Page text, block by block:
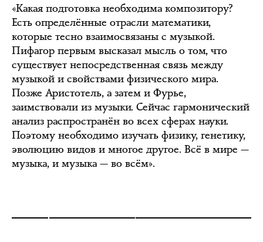
«Какая подготовка необходима композитору?
Есть определённые отрасли математики,
которые тесно взаимосвязаны с музыкой.
Пифагор первым высказал мысль о том, что
существует непосредственная связь между
музыкой и свойствами физического мира.
Позже Аристотель, а затем и Фурье,
заимствовали из музыки. Сейчас гармонический
анализ распространён во всех сферах науки.
Поэтому необходимо изучать физику, генетику,
эволюцию видов и многое другое. Всё в мире —
музыка, и музыка — во всём».